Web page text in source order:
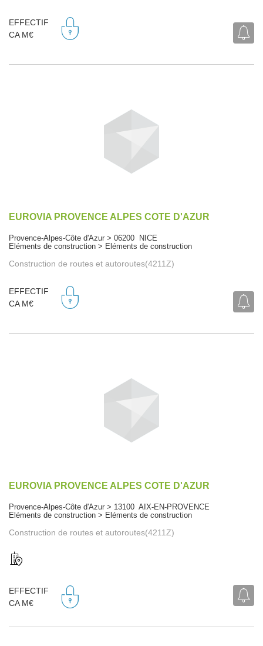
EFFECTIF
CA M€
EUROVIA PROVENCE ALPES COTE D'AZUR
Provence-Alpes-Côte d'Azur > 06200 NICE
Eléments de construction > Eléments de construction
Construction de routes et autoroutes(4211Z)
EFFECTIF
CA M€
EUROVIA PROVENCE ALPES COTE D'AZUR
Provence-Alpes-Côte d'Azur > 13100 AIX-EN-PROVENCE
Eléments de construction > Eléments de construction
Construction de routes et autoroutes(4211Z)
EFFECTIF
CA M€